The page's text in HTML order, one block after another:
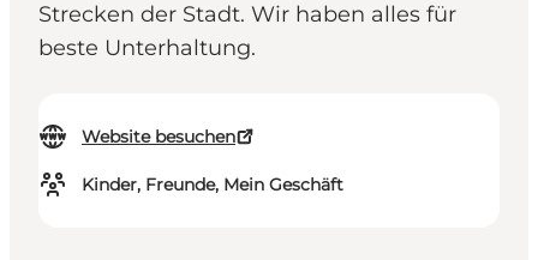
Strecken der Stadt. Wir haben alles für
beste Unterhaltung.
Website besuchen
Kinder, Freunde, Mein Geschäft